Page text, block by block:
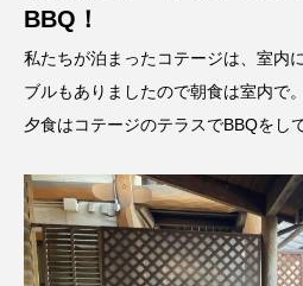
BBQ！
私たちが泊まったコテージは、室内
ブルもありましたので朝食は室内で。
夕食はコテージのテラスでBBQをし